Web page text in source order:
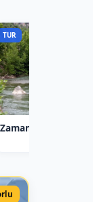
TUR
Zamantı Irmağı